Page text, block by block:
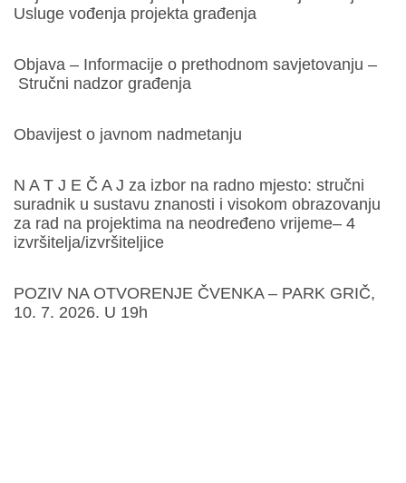
Usluge vođenja projekta građenja
Objava – Informacije o prethodnom savjetovanju –
Stručni nadzor građenja
Obavijest o javnom nadmetanju
N A T J E Č A J za izbor na radno mjesto: stručni
suradnik u sustavu znanosti i visokom obrazovanju
za rad na projektima na neodređeno vrijeme– 4
izvršitelja/izvršiteljice
POZIV NA OTVORENJE ČVENKA – PARK GRIČ,
10. 7. 2026. U 19h